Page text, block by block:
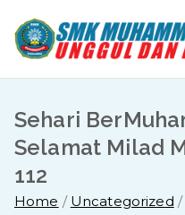
content
Sehari
Selamat Milad
112
Home
Uncategorized